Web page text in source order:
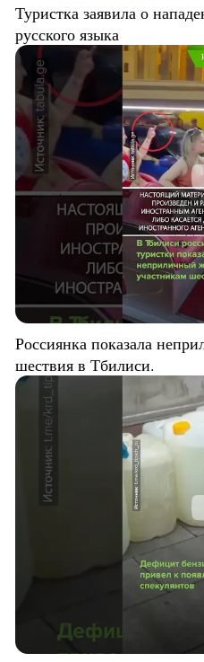
Туристка заявила о
русского языка
Россиянка показала
шествия в Тбилиси.